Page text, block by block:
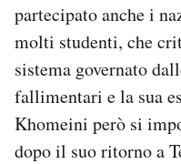
partecipato anche i
molti studenti, che
sistema governato
fallimentari e la sua
Khomeini però si
dopo il suo ritorno a